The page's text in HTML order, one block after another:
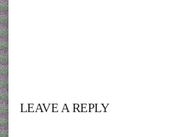
LEAVE A REPLY